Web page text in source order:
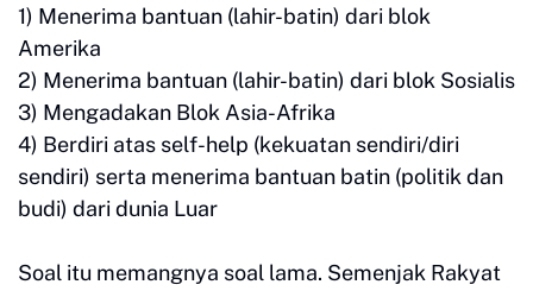
1) Menerima bantuan (lahir-batin) dari blok
Amerika
2) Menerima bantuan (lahir-batin) dari blok Sosialis
3) Mengadakan Blok Asia-Afrika
4) Berdiri atas self-help (kekuatan sendiri/diri
sendiri) serta menerima bantuan batin (politik dan
budi) dari dunia Luar
Soal itu memangnya soal lama. Semenjak Rakyat